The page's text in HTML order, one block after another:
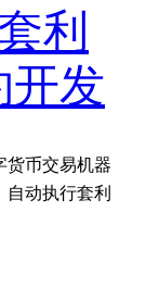
利
开发
货币交易机器
自动执行套利